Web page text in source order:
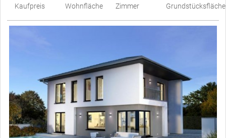
Kaufpreis
Wohnfläche
Zimmer
Grundstücksfläche